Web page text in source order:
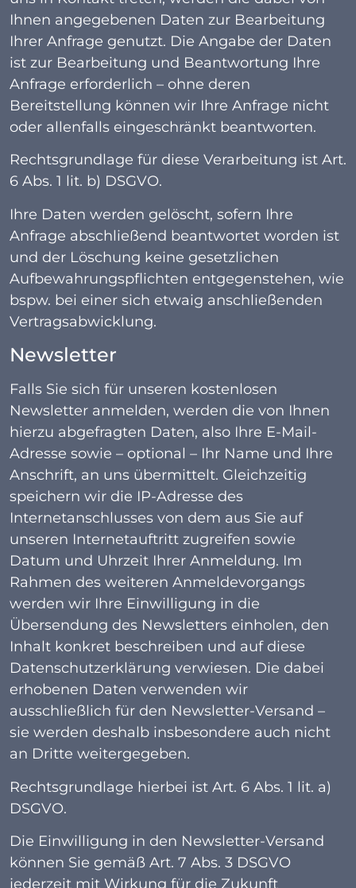
Ihnen angegebenen Daten zur Bearbeitung
Ihrer Anfrage genutzt. Die Angabe der Daten
ist zur Bearbeitung und Beantwortung Ihre
Anfrage erforderlich – ohne deren
Bereitstellung können wir Ihre Anfrage nicht
oder allenfalls eingeschränkt beantworten.
Rechtsgrundlage für diese Verarbeitung ist Art.
6 Abs. 1 lit. b) DSGVO.
Ihre Daten werden gelöscht, sofern Ihre
Anfrage abschließend beantwortet worden ist
und der Löschung keine gesetzlichen
Aufbewahrungspflichten entgegenstehen, wie
bspw. bei einer sich etwaig anschließenden
Vertragsabwicklung.
Newsletter
Falls Sie sich für unseren kostenlosen
Newsletter anmelden, werden die von Ihnen
hierzu abgefragten Daten, also Ihre E-Mail-
Adresse sowie – optional – Ihr Name und Ihre
Anschrift, an uns übermittelt. Gleichzeitig
speichern wir die IP-Adresse des
Internetanschlusses von dem aus Sie auf
unseren Internetauftritt zugreifen sowie
Datum und Uhrzeit Ihrer Anmeldung. Im
Rahmen des weiteren Anmeldevorgangs
werden wir Ihre Einwilligung in die
Übersendung des Newsletters einholen, den
Inhalt konkret beschreiben und auf diese
Datenschutzerklärung verwiesen. Die dabei
erhobenen Daten verwenden wir
ausschließlich für den Newsletter-Versand –
sie werden deshalb insbesondere auch nicht
an Dritte weitergegeben.
Rechtsgrundlage hierbei ist Art. 6 Abs. 1 lit. a)
DSGVO.
Die Einwilligung in den Newsletter-Versand
können Sie gemäß Art. 7 Abs. 3 DSGVO
jederzeit mit Wirkung für die Zukunft